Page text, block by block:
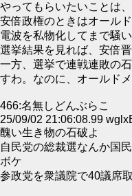
やってもらいたいことは
安倍政権のときはオール
電波を私物化してまで騒い
選挙結果を見れば、安倍晋
一方、選挙で連戦連敗の
すわ。なのに、オールド
466:名無しどんぶらこ
25/09/02 21:06:08.99
醜い生き物の石破よ
自民党の総裁選なんか国
ボケ
参政党を衆議院で40議席